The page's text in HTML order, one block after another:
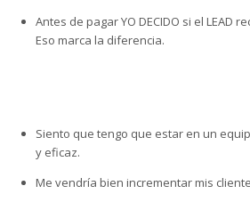
Antes de pagar YO DECIDO si el LEAD
Eso marca la diferencia.
Siento que tengo que estar en un
y eficaz.
Me vendría bien incrementar mis